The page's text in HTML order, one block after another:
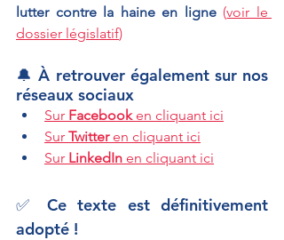
lutter contre la haine en ligne (voir le
dossier législatif)
🔔 À retrouver également sur nos
réseaux sociaux
Sur Facebook en cliquant ici
Sur Twitter en cliquant ici
Sur LinkedIn en cliquant ici
✅ Ce texte est définitivement
adopté !